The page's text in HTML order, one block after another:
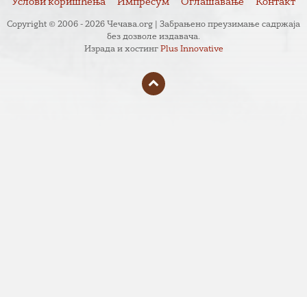
Услови коришћења Импресум Оглашавање Контакт
Copyright © 2006 - 2026 Чечава.org | Забрањено преузимање садржаја
без дозволе издавача.
Израда и хостинг Plus Innovative